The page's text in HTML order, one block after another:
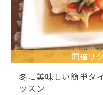
開催リ
冬に美味しい簡単タ
ッスン